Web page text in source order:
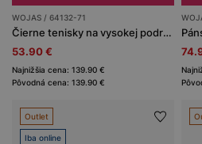
WOJAS / 64132-71
Čierne tenisky na vysokej podrážke s lakovanými prvkami
53.90 €
Najnižšia cena: 139.90 €
Pôvodná cena: 139.90 €
Outlet
Iba online